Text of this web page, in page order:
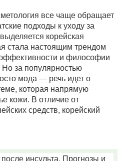
все чаще обращает
подходы к уходу за
корейская
стала настоящим трендом
и философии
Но за популярностью
мода — речь идет о
которая напрямую
кожи. В отличие от
средств, корейский